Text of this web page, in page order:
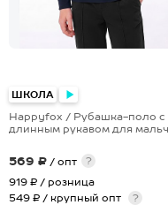
ШКОЛА
Happyfox / Рубашка-поло с
длинным рукавом для
569 ₽ / опт
?
919 ₽ / розница
549 ₽ / крупный опт
?